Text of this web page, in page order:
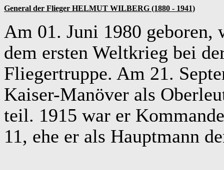
General der Flieger HELMUT WILBERG (1880 - 1941)
Am 01. Juni 1980
dem ersten Weltkrieg bei
Fliegertruppe. Am 21.
Kaiser-Manöver als
teil. 1915 war er
11, ehe er als Hauptmann